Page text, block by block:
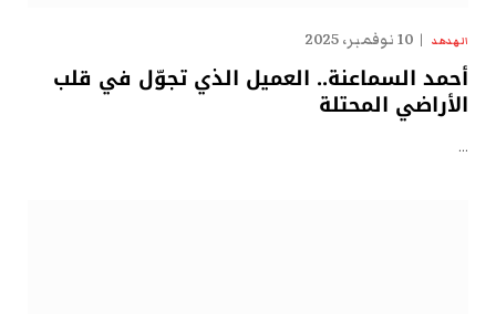
الهدهد 10 نوفمبر، 2025
أحمد السماعنة.. العميل الذي تجوّل في قلب
الأراضي المحتلة
…